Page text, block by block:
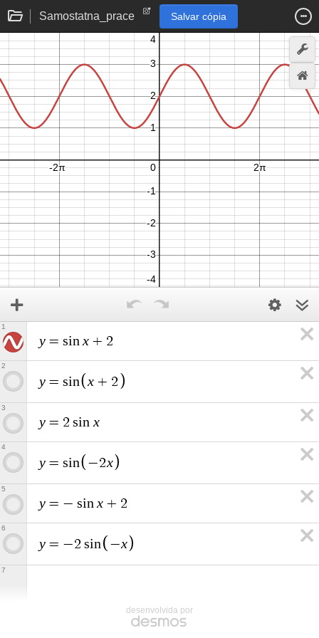
Samostatna_prace Salvar cópia
y = sin x + 2
1
y = sin x + 2
2
y = 2 sin x
3
y = sin −2x
4
y = − sin x + 2
5
y = −2 sin −x
6
7
desenvolvida por